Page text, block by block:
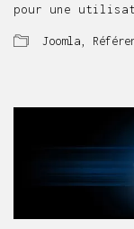
pour une
Joomla,